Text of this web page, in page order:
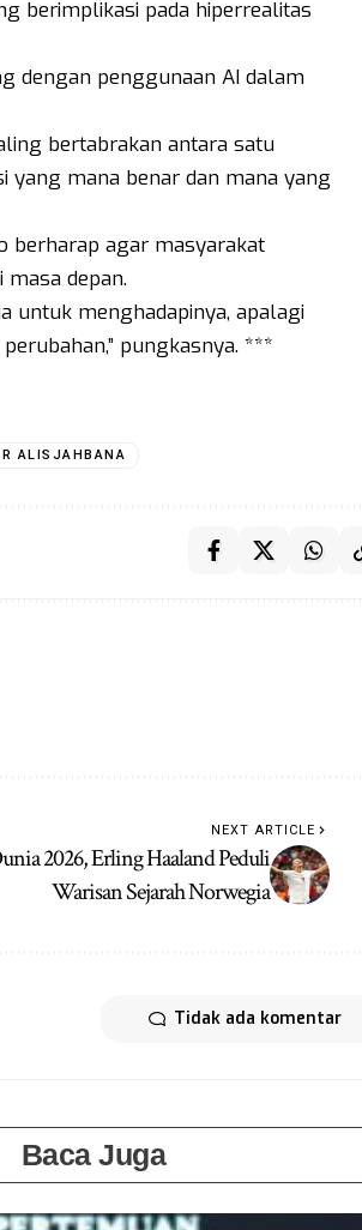
berimplikasi pada hiperrealitas
dengan penggunaan AI dalam
bertabrakan antara satu
yang mana benar dan mana yang
berharap agar masyarakat
depan.
untuk menghadapinya, apalagi
pungkasnya. ***
ALISJAHBANA
NEXT ARTICLE
2026, Erling Haaland Peduli
Warisan Sejarah Norwegia
Tidak ada komentar
Baca Juga